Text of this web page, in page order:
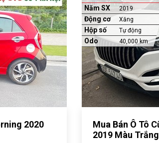
2020
Năm SX 2019
Động cơ Xăng
Hộp số Tự động
Odo 40,000 km
Mua Bán Ô Tô Cũ Xe Hyundai Tucson
2019 Màu Trắng